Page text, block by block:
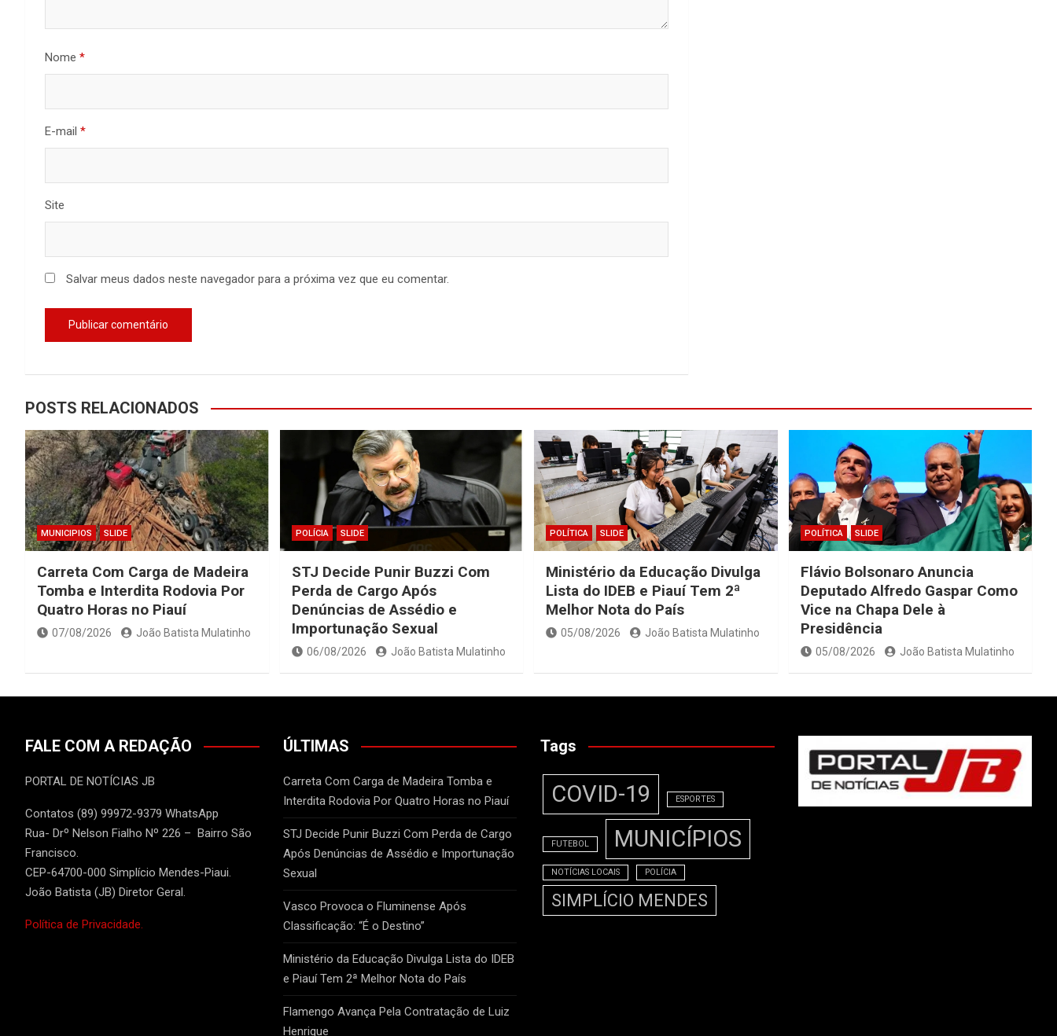
Nome *
E-mail *
Site
Salvar meus dados neste navegador para a próxima vez que eu comentar.
POSTS RELACIONADOS
MUNICIPIOS SLIDE
Carreta Com Carga de Madeira
Tomba e Interdita Rodovia Por
Quatro Horas no Piauí
07/08/2026 João Batista Mulatinho
POLÍCIA SLIDE
STJ Decide Punir Buzzi Com
Perda de Cargo Após
Denúncias de Assédio e
Importunação Sexual
06/08/2026 João Batista Mulatinho
POLÍTICA SLIDE
Ministério da Educação Divulga
Lista do IDEB e Piauí Tem 2ª
Melhor Nota do País
05/08/2026 João Batista Mulatinho
POLÍTICA SLIDE
Flávio Bolsonaro Anuncia
Deputado Alfredo Gaspar Como
Vice na Chapa Dele à
Presidência
05/08/2026 João Batista Mulatinho
FALE COM A REDAÇÃO
PORTAL DE NOTÍCIAS JB
Contatos (89) 99972-9379 WhatsApp
Rua- Drº Nelson Fialho Nº 226 – Bairro São
Francisco.
CEP-64700-000 Simplício Mendes-Piaui.
João Batista (JB) Diretor Geral.
Política de Privacidade.
ÚLTIMAS
Carreta Com Carga de Madeira Tomba e
Interdita Rodovia Por Quatro Horas no Piauí
STJ Decide Punir Buzzi Com Perda de Cargo
Após Denúncias de Assédio e Importunação
Sexual
Vasco Provoca o Fluminense Após
Classificação: “É o Destino”
Ministério da Educação Divulga Lista do IDEB
e Piauí Tem 2ª Melhor Nota do País
Flamengo Avança Pela Contratação de Luiz
Henrique
Tags
COVID-19 ESPORTES
FUTEBOL MUNICÍPIOS
NOTÍCIAS LOCAIS POLÍCIA
SIMPLÍCIO MENDES